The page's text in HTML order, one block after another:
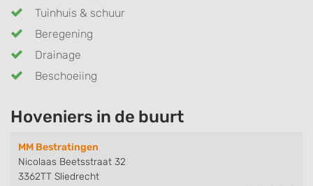
Tuinhuis & schuur
Beregening
Drainage
Beschoeiing
Hoveniers in de buurt
MM Bestratingen
Nicolaas Beetsstraat 32
3362TT Sliedrecht